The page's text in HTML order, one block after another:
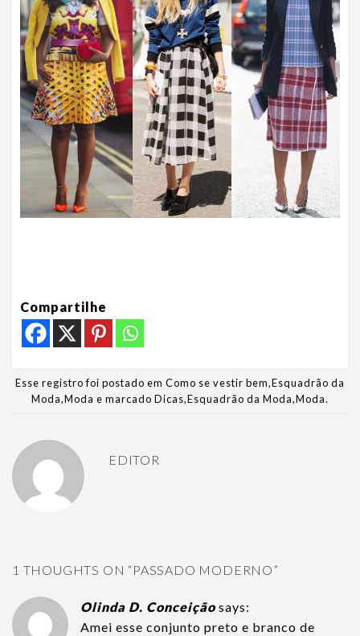
Compartilhe
Esse registro foi postado em Como se vestir bem,Esquadrão da
Moda,Moda e marcado Dicas,Esquadrão da Moda,Moda.
EDITOR
1 THOUGHTS ON “PASSADO MODERNO”
Olinda D. Conceição says:
Amei esse conjunto preto e branco de